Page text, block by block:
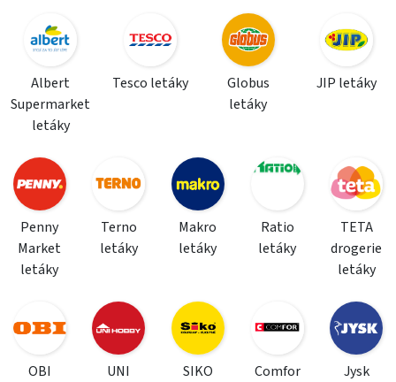
Albert
Supermarket
letáky
Tesco letáky
Globus
letáky
JIP letáky
Penny
Market
letáky
Terno
letáky
Makro
letáky
Ratio
letáky
TETA
drogerie
letáky
OBI
UNI
SIKO
Comfor
Jysk